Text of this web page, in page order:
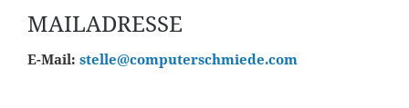
MAILADRESSE
E-Mail: stelle@computerschmiede.com